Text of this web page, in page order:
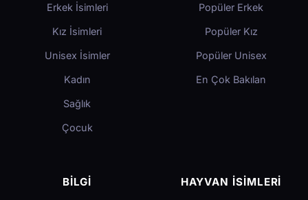
Erkek İsimleri
Kız İsimleri
Unisex İsimler
Kadın
Sağlık
Çocuk
Popüler Erkek
Popüler Kız
Popüler Unisex
En Çok Bakılan
BILGI HAYVAN İSIMLERI